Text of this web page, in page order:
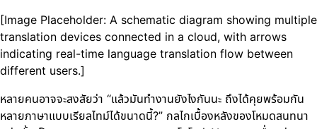
[Image Placeholder: A schematic diagram showing multiple
translation devices connected in a cloud, with arrows
indicating real-time language translation flow between
different users.]
หลายคนอาจจะสงสัยว่า “แล้วมันทำงานยังไงกันนะ ถึงได้คุยพร้อมกัน
หลายภาษาแบบเรียลไทม์ได้ขนาดนี้?” กลไกเบื้องหลังของโหมดสนทนา